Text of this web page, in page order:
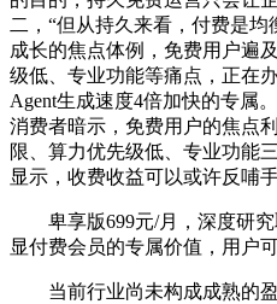
二，“但从持久来看，付费是
成长的焦点体例，免费用户遍
级低、专业功能等痛点，正在
Agent生成速度4倍加快的专属
消费者暗示，免费用户的焦点
限、算力优先级低、专业功能
显示，收费收益可以或许反哺手
卑享版699元/月，深度研究
显付费会员的专属价值，用户
当前行业尚未构成成熟的盈